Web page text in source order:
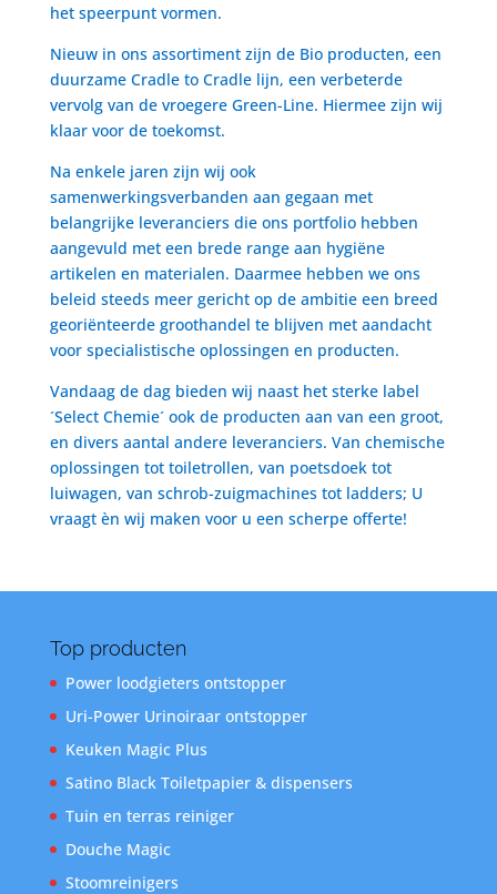
het speerpunt vormen.
Nieuw in ons assortiment zijn de Bio producten, een
duurzame Cradle to Cradle lijn, een verbeterde
vervolg van de vroegere Green-Line. Hiermee zijn wij
klaar voor de toekomst.
Na enkele jaren zijn wij ook
samenwerkingsverbanden aan gegaan met
belangrijke leveranciers die ons portfolio hebben
aangevuld met een brede range aan hygiëne
artikelen en materialen. Daarmee hebben we ons
beleid steeds meer gericht op de ambitie een breed
georiënteerde groothandel te blijven met aandacht
voor specialistische oplossingen en producten.
Vandaag de dag bieden wij naast het sterke label
´Select Chemie´ ook de producten aan van een groot,
en divers aantal andere leveranciers. Van chemische
oplossingen tot toiletrollen, van poetsdoek tot
luiwagen, van schrob-zuigmachines tot ladders; U
vraagt èn wij maken voor u een scherpe offerte!
Top producten
Power loodgieters ontstopper
Uri-Power Urinoiraar ontstopper
Keuken Magic Plus
Satino Black Toiletpapier & dispensers
Tuin en terras reiniger
Douche Magic
Stoomreinigers